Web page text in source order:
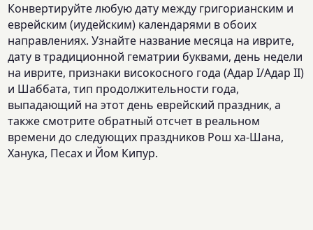
Конвертируйте любую дату между григорианским и
еврейским (иудейским) календарями в обоих
направлениях. Узнайте название месяца на иврите,
дату в традиционной гематрии буквами, день недели
на иврите, признаки високосного года (Адар I/Адар II)
и Шаббата, тип продолжительности года,
выпадающий на этот день еврейский праздник, а
также смотрите обратный отсчет в реальном
времени до следующих праздников Рош ха-Шана,
Ханука, Песах и Йом Кипур.